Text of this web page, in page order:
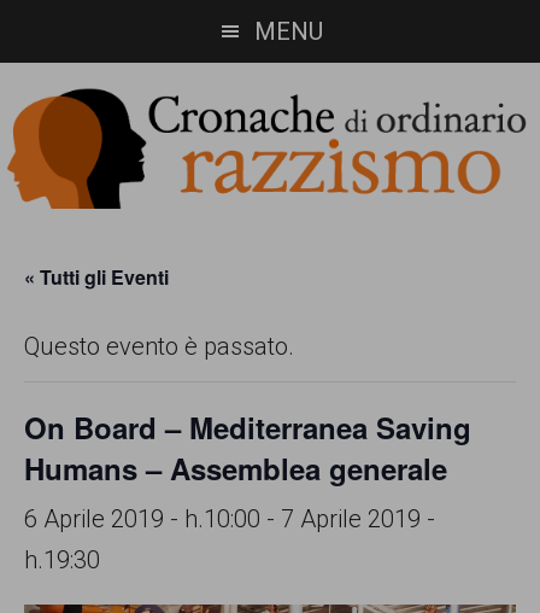
to
main
content
to
footer
MENU
di
ordinario
razzismo
sito
informazione,
approfondimento
comunicazione
specificamente
« Tutti gli Eventi
Questo evento è passato.
On Board – Mediterranea Saving
Humans – Assemblea generale
6 Aprile 2019 - h.10:00 - 7 Aprile 2019 -
h.19:30